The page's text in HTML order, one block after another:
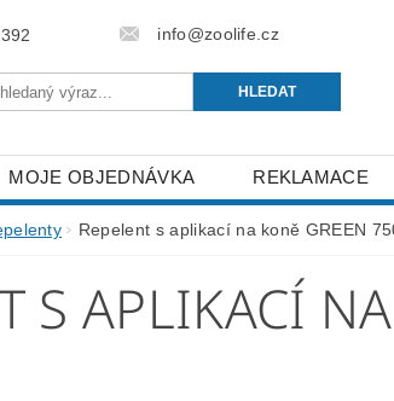
info@zoolife.cz
MOJE OBJEDNÁVKA REKLAMACE
Repelent s aplikací na koně GREEN
S APLIKACÍ